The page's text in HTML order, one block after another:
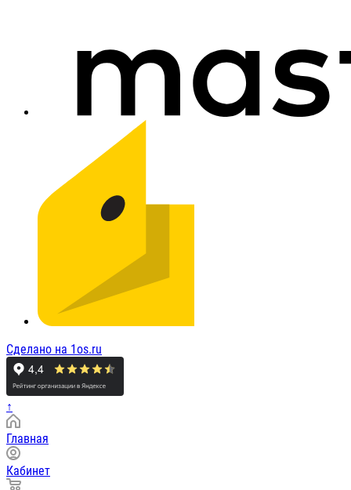
Сделано на 1os.ru
↑
Главная
Кабинет